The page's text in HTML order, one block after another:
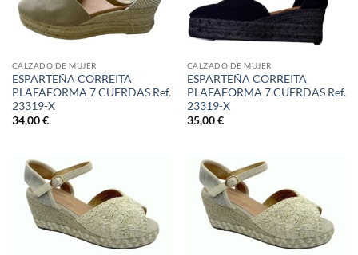
CALZADO DE MUJER
ESPARTEÑA CORREITA
PLAFAFORMA 7 CUERDAS Ref.
23319-X
34,00€
CALZADO DE MUJER
ESPARTEÑA CORREITA
PLAFAFORMA 7 CUERDAS Ref.
23319-X
35,00€